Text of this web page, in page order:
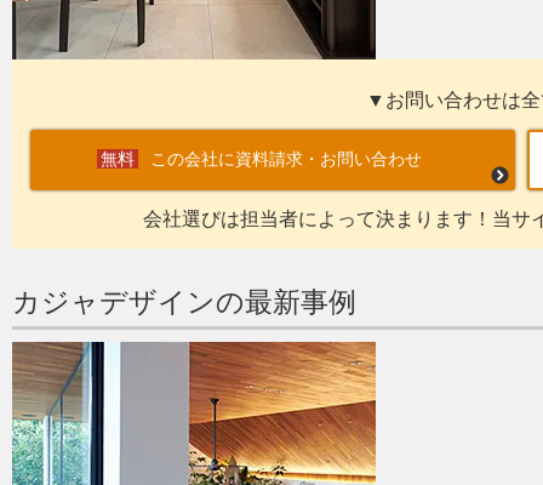
▼お問い合わせは
この会社に資料請求・お問い合わせ
会社選びは担当者によって決まります！当サ
カジャデザインの最新事例